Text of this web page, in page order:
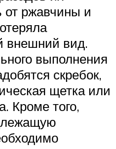
от ржавчины и
внешний вид.
выполнения
скребок,
щетка или
Кроме того,